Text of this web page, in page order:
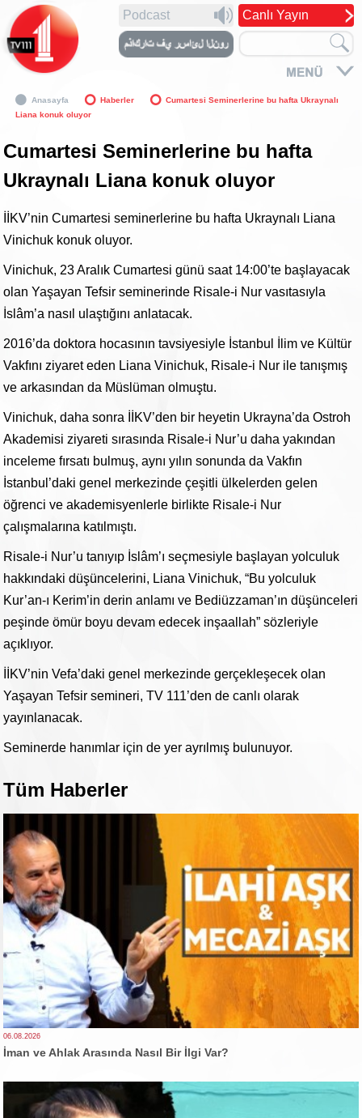
Canlı Yayın
Podcast
Anasayfa Haberler
Cumartesi Seminerlerine bu hafta Ukraynalı
Liana konuk oluyor
Cumartesi Seminerlerine bu hafta
Ukraynalı Liana konuk oluyor
İİKV’nin Cumartesi seminerlerine bu hafta Ukraynalı Liana
Vinichuk konuk oluyor.
Vinichuk, 23 Aralık Cumartesi günü saat 14:00’te başlayacak
olan Yaşayan Tefsir seminerinde Risale-i Nur vasıtasıyla
İslâm’a nasıl ulaştığını anlatacak.
2016’da doktora hocasının tavsiyesiyle İstanbul İlim ve Kültür
Vakfını ziyaret eden Liana Vinichuk, Risale-i Nur ile tanışmış
ve arkasından da Müslüman olmuştu.
Vinichuk, daha sonra İİKV’den bir heyetin Ukrayna’da Ostroh
Akademisi ziyareti sırasında Risale-i Nur’u daha yakından
inceleme fırsatı bulmuş, aynı yılın sonunda da Vakfın
İstanbul’daki genel merkezinde çeşitli ülkelerden gelen
öğrenci ve akademisyenlerle birlikte Risale-i Nur
çalışmalarına katılmıştı.
Risale-i Nur’u tanıyıp İslâm’ı seçmesiyle başlayan yolculuk
hakkındaki düşüncelerini, Liana Vinichuk, “Bu yolculuk
Kur’an-ı Kerim’in derin anlamı ve Bediüzzaman’ın düşünceleri
peşinde ömür boyu devam edecek inşaallah” sözleriyle
açıklıyor.
İİKV’nin Vefa’daki genel merkezinde gerçekleşecek olan
Yaşayan Tefsir semineri, TV 111’den de canlı olarak
yayınlanacak.
Seminerde hanımlar için de yer ayrılmış bulunuyor.
Tüm Haberler
06.08.2026
İman ve Ahlak Arasında Nasıl Bir İlgi Var?